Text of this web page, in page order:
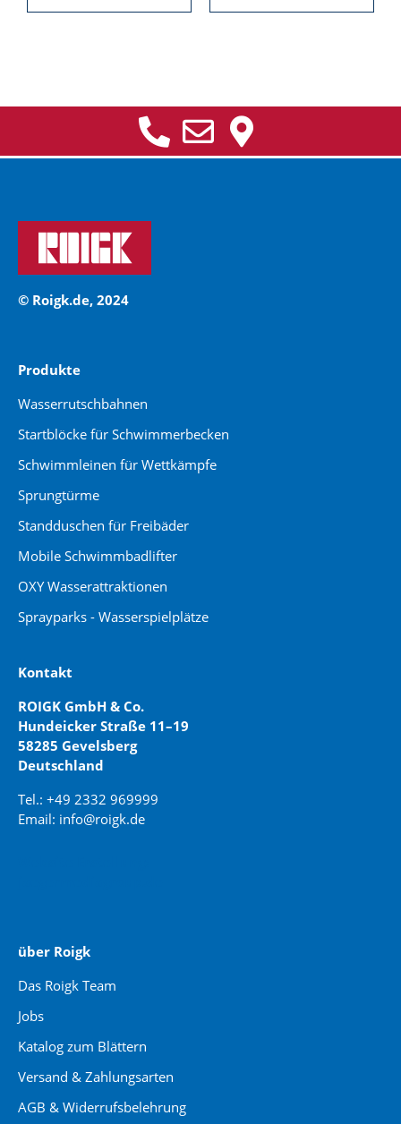
© Roigk.de, 2024
Produkte
Wasserrutschbahnen
Startblöcke für Schwimmerbecken
Schwimmleinen für Wettkämpfe
Sprungtürme
Standduschen für Freibäder
Mobile Schwimmbadlifter
OXY Wasserattraktionen
Sprayparks - Wasserspielplätze
Kontakt
ROIGK GmbH & Co.
Hundeicker Straße 11–19
58285 Gevelsberg
Deutschland
Tel.: +49 2332 969999
Email: info@roigk.de
über Roigk
Das Roigk Team
Jobs
Katalog zum Blättern
Versand & Zahlungsarten
AGB & Widerrufsbelehrung